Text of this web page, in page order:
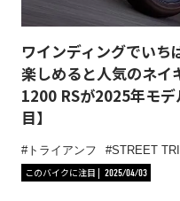
ワインディングでいち
楽しめると人気のネ
1200 RSが2025年モ
目】
トライアンフ STREET
このバイクに注目
2025/04/03